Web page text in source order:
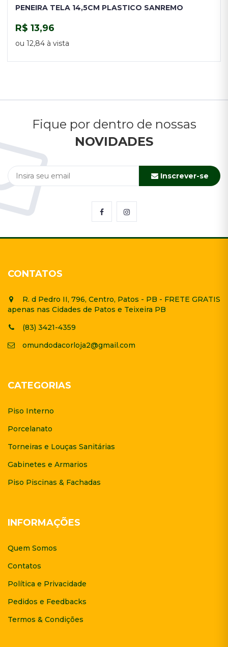
PENEIRA TELA 14,5CM PLASTICO SANREMO
R$ 13,96
ou 12,84 à vista
Fique por dentro de nossas
NOVIDADES
Inscrever-se
CONTATOS
R. d Pedro II, 796, Centro, Patos - PB - FRETE GRATIS
apenas nas Cidades de Patos e Teixeira PB
(83) 3421-4359
omundodacorloja2@gmail.com
CATEGORIAS
Piso Interno
Porcelanato
Torneiras e Louças Sanitárias
Gabinetes e Armarios
Piso Piscinas & Fachadas
INFORMAÇÕES
Quem Somos
Contatos
Política e Privacidade
Pedidos e Feedbacks
Termos & Condições